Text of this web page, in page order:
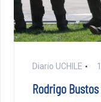
Diario UCHILE
Rodrigo